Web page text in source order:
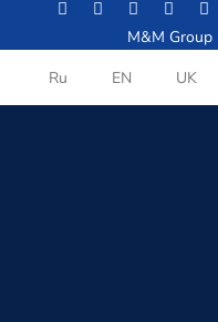
M&M Group
UK
EN
Ru